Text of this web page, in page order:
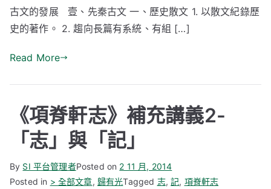
古文的發展 壹、先秦古文 一、歷史散文 1. 以散文紀錄歷
史的著作。 2. 趨向長篇有系統、有組 […]
Read More
《項脊軒志》補充講義2-
「志」與「記」
By SI 平台管理者Posted on 2 11 月, 2014
Posted in > 全部文章, 歸有光Tagged 志,記, 項脊軒志